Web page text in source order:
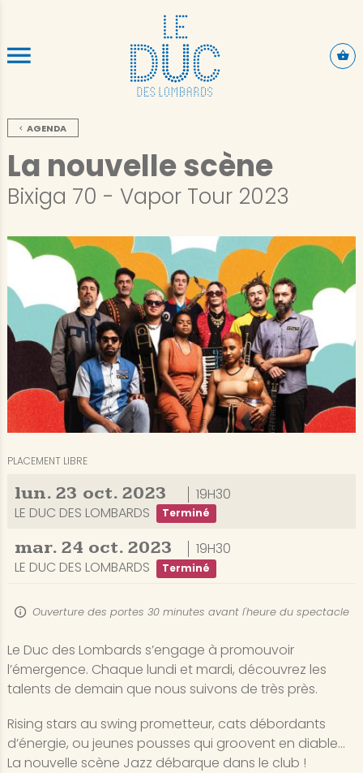
ALLER AU CONTENU PRINCIPAL
AGENDA
La nouvelle scène
Bixiga 70 - Vapor Tour 2023
PLACEMENT LIBRE
lun. 23 oct. 2023
19H30
LE DUC DES LOMBARDS
Terminé
mar. 24 oct. 2023
19H30
LE DUC DES LOMBARDS
Terminé
Ouverture des portes 30 minutes avant l'heure du spectacle
Le Duc des Lombards s’engage à promouvoir
l’émergence. Chaque lundi et mardi, découvrez les
talents de demain que nous suivons de très près.
Rising stars au swing prometteur, cats débordants
d’énergie, ou jeunes pousses qui groovent en diable…
La nouvelle scène Jazz débarque dans le club !